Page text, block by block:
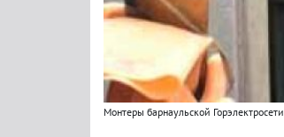
Монтеры барнаульской Горэлектросети